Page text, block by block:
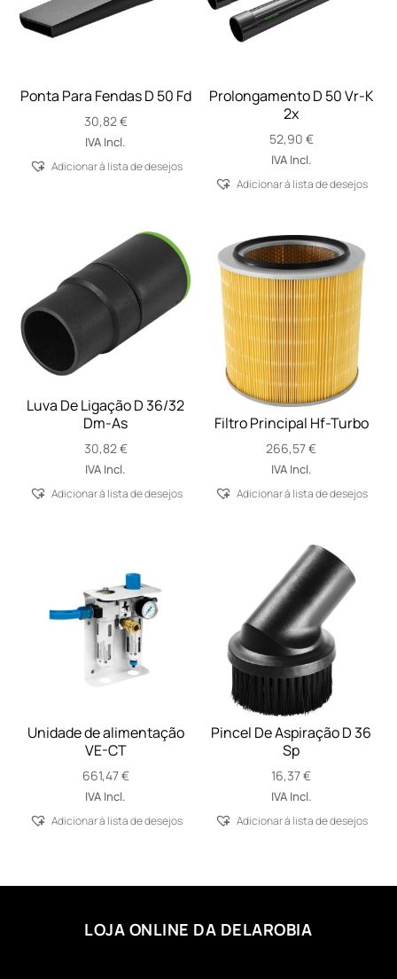
Ponta Para Fendas D 50 Fd
30,82€
IVA Incl.
Adicionar á lista de desejos
Prolongamento D 50 Vr-K
2x
52,90 €
IVA Incl.
Adicionar á lista de desejos
Luva De Ligação D 36/32
Dm-As
30,82€
IVA Incl.
Adicionar á lista de desejos
Filtro Principal Hf-Turbo
266,57€
IVA Incl.
Adicionar á lista de desejos
Unidade de alimentação
VE-CT
661,47€
IVA Incl.
Adicionar á lista de desejos
Pincel De Aspiração D 36
Sp
16,37€
IVA Incl.
Adicionar á lista de desejos
LOJA ONLINE DA DELAROBIA